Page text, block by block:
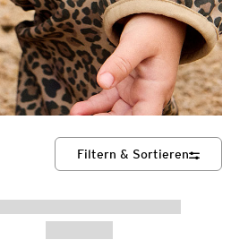
Filtern & Sortieren